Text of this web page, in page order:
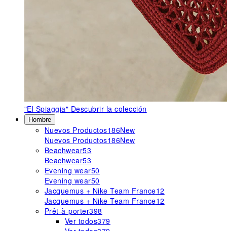
"El Spiaggia" Descubrir la colección
Hombre
Nuevos Productos186New
Nuevos Productos186New
Beachwear53
Beachwear53
Evening wear50
Evening wear50
Jacquemus + Nike Team France12
Jacquemus + Nike Team France12
Prêt-à-porter398
Ver todos379